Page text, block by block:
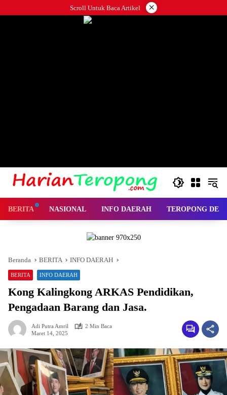
ke
Scroll Untuk Baca Artikel ×
BERITA NASIONAL INFO DAERAH TEROPONG
Beranda BERITA INFO DAERAH
BERITA INFO DAERAH
Kong Kalingkong ARKAS Pendidikan,
Pengadaan Barang dan Jasa.
Adi Putra Amril
2 Min Baca
Maret 14, 2025